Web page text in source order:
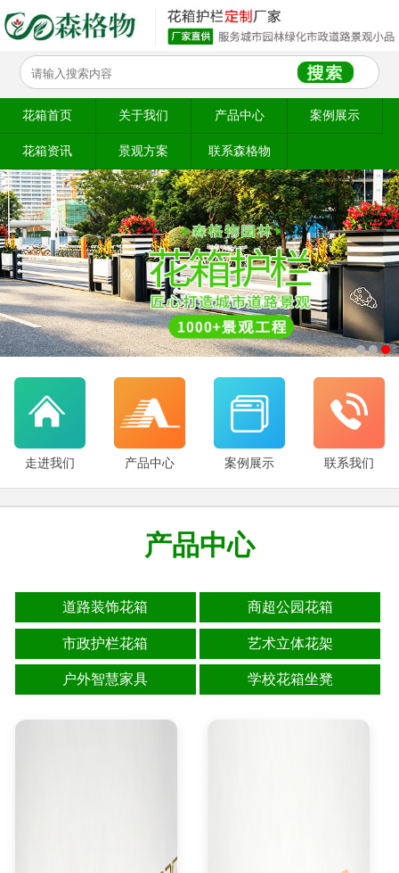
花箱首页 关于我们 产品中心 案例展示
花箱资讯 景观方案 联系森格物
走进我们 产品中心 案例展示 联系我们
产品中心
道路装饰花箱 商超公园花箱
市政护栏花箱 艺术立体花架
户外智慧家具 学校花箱坐凳